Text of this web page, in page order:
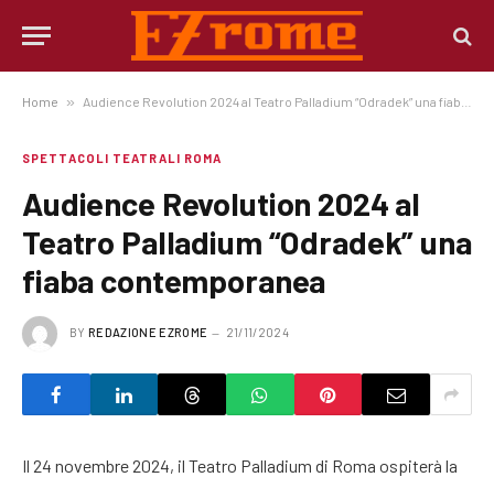
Home » Audience Revolution 2024 al Teatro Palladium “Odradek” una fiaba contemporanea
SPETTACOLI TEATRALI ROMA
Audience Revolution 2024 al
Teatro Palladium “Odradek” una
fiaba contemporanea
BY REDAZIONE EZROME 21/11/2024
Il 24 novembre 2024, il Teatro Palladium di Roma ospiterà la